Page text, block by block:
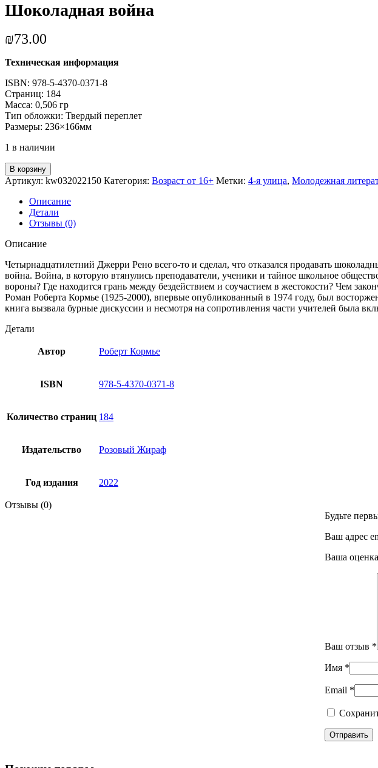
Шоколадная война
₪73.00
Техническая информация
ISBN: 978-5-4370-0371-8
Страниц: 184
Масса: 0,506 гр
Тип обложки: Твердый переплет
Размеры: 236×166мм
1 в наличии
В корзину
Артикул: kw032022150 Категория: Возраст от 16+ Метки: 4-я улица, Молодежная
Описание
Детали
Отзывы (0)
Описание
Четырнадцатилетний Джерри Рено всего-то и сделал, что отказался продавать
война. Война, в которую втянулись преподаватели, ученики и тайное школьное
вороны? Где находится грань между бездействием и соучастием в жестокости? Чем
Роман Роберта Кормье (1925-2000), впервые опубликованный в 1974 году, был
книга вызвала бурные дискуссии и несмотря на сопротивления части учителей была
Детали
Автор Роберт Кормье
ISBN 978-5-4370-0371-8
Количество страниц 184
Издательство Розовый Жираф
Год издания 2022
Отзывы (0)
Будьте
Ваш адрес
Ваша оценка
Ваш отзыв *
Имя *
Email *